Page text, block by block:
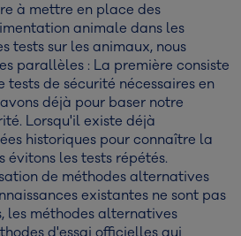
à mettre en place des
animale dans les
tests sur les animaux, nous
parallèles : La première consiste
tests de sécurité nécessaires en
déjà pour baser notre
Lorsqu'il existe déjà
historiques pour connaître la
évitons les tests répétés.
de méthodes alternatives
existantes ne sont pas
les méthodes alternatives